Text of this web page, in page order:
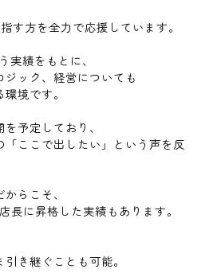
す方を全力で応援しています。
実績をもとに、
ック、経営についても
境です。
予定しており、
「ここで出したい」という声を反
らこそ、
長に昇格した実績もあります。
き継ぐことも可能。